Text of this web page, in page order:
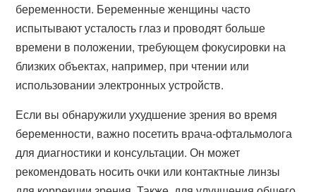
беременности. Беременные женщины часто
испытывают усталость глаз и проводят больше
времени в положении, требующем фокусировки на
близких объектах, например, при чтении или
использовании электронных устройств.
Если вы обнаружили ухудшение зрения во время
беременности, важно посетить врача-офтальмолога
для диагностики и консультации. Он может
рекомендовать носить очки или контактные линзы